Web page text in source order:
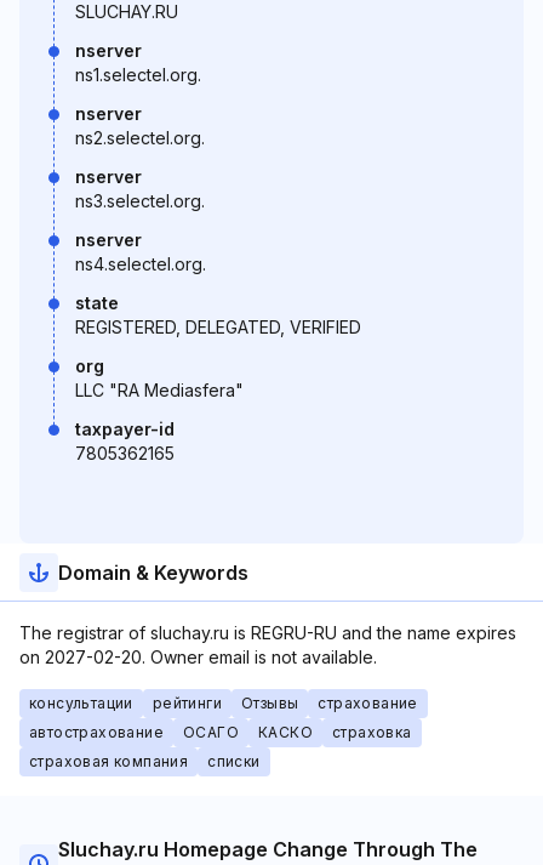
SLUCHAY.RU
nserver
ns1.selectel.org.
nserver
ns2.selectel.org.
nserver
ns3.selectel.org.
nserver
ns4.selectel.org.
state
REGISTERED, DELEGATED, VERIFIED
org
LLC "RA Mediasfera"
taxpayer-id
7805362165
Domain & Keywords
The registrar of sluchay.ru is REGRU-RU and the name expires
on 2027-02-20. Owner email is not available.
консультации рейтинги Отзывы
страхование
автострахование
ОСАГО КАСКО
страховка
страховая компания
списки
Sluchay.ru Homepage Change Through The